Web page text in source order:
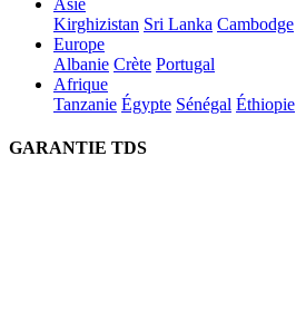
Kirghizistan Sri Lanka Cambodge
Europe
Albanie Crète Portugal
Afrique
Tanzanie Égypte Sénégal Éthiopie
GARANTIE TDS